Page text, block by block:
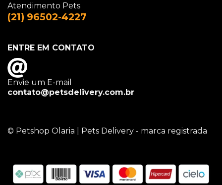
Atendimento Pets
(21) 96502-4227
ENTRE EM CONTATO
Envie um E-mail
contato@petsdelivery.com.br
© Petshop Olaria | Pets Delivery - marca registrada